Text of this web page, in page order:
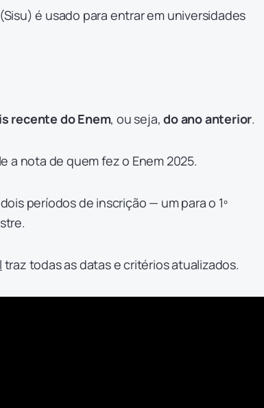
é usado para entrar em universidades
recente do Enem, ou seja,do ano anterior.
a nota de quem fez o Enem 2025.
períodos de inscrição — um para o 1º
traz todas as datas e critérios atualizados.